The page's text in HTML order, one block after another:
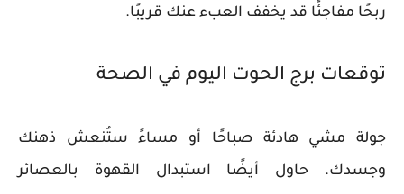
ربحًا مفاجئًا قد يخفف العبء عنك قريبًا.
توقعات برج الحوت اليوم في الصحة
جولة مشي هادئة صباحًا أو مساءً ستُنعش ذهنك
وجسدك. حاول أيضًا استبدال القهوة بالعصائر